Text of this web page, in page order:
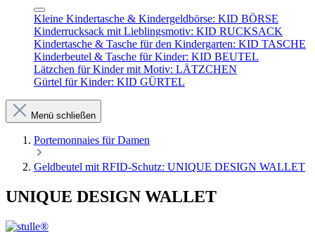
Kleine Kindertasche & Kindergeldbörse: KID BÖRSE
Kinderrucksack mit Lieblingsmotiv: KID RUCKSACK
Kindertasche & Tasche für den Kindergarten: KID TASCHE
Kinderbeutel & Tasche für Kinder: KID BEUTEL
Lätzchen für Kinder mit Motiv: LÄTZCHEN
Gürtel für Kinder: KID GÜRTEL
Menü schließen
Portemonnaies für Damen
Geldbeutel mit RFID-Schutz: UNIQUE DESIGN WALLET
UNIQUE DESIGN WALLET